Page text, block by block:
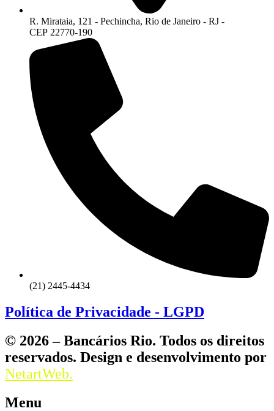
R. Mirataia, 121 - Pechincha, Rio de Janeiro - RJ -
CEP 22770-190
(21) 2445-4434
Política de Privacidade - LGPD
© 2026 – Bancários Rio. Todos os direitos
reservados. Design e desenvolvimento por
NetartWeb.
Menu